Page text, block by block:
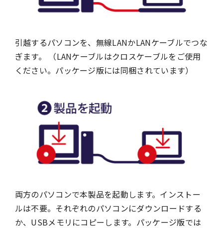
引越するパソコンを、無線LANかLANケーブルでつな
ぎます。 （LANケーブルはクロスケーブルをご使用
ください。パッケージ版には同梱されています）
両方のパソコンで本製品を起動します。インストー
ルは不要。それぞれのパソコンにダウンロードする
か、USBメモリにコピーします。パッケージ版では